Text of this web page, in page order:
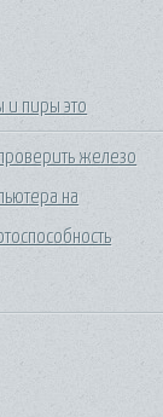
и пиры это
железо
на